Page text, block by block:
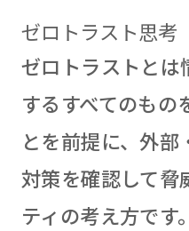
ゼロトラスト思考
ゼロトラストとは
するすべてのもの
とを前提に、外
対策を確認して脅
ティの考え方です